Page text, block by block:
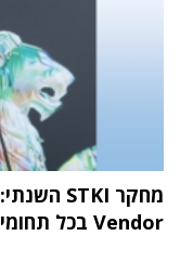
Vendor בכל תחומי שוק ה-IT